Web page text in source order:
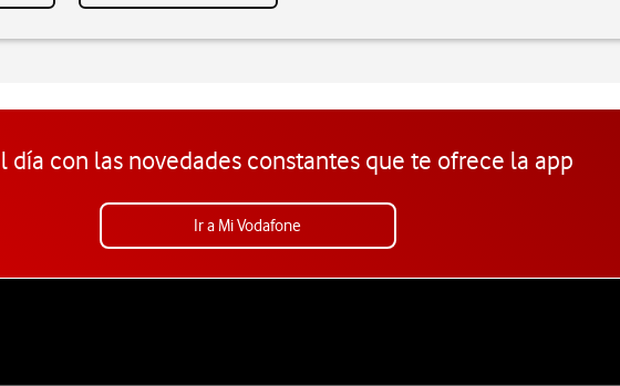
día con las novedades constantes que te ofrece la app
Ir a Mi Vodafone